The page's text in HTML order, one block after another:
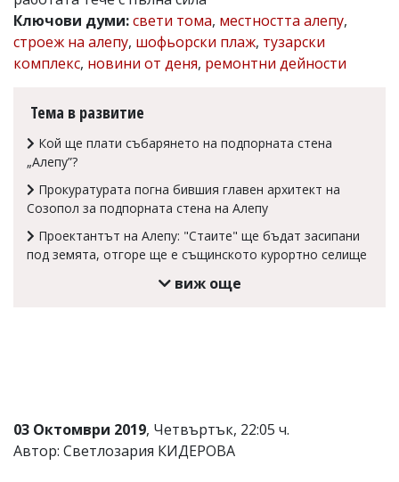
Коментарите
статиите
се
читателите
редакцията
отговорност
Ако
откриете
Ключови думи:свети тома, местността алепу,
строеж на алепу, шофьорски плаж, тузарски
комплекс, новини от деня, ремонтни дейности
Тема в развитие
Кой ще плати събарянето на подпорната стена
„Алепу”?
Прокуратурата погна бившия главен архитект на
Созопол за подпорната стена на Алепу
Проектантът на Алепу: "Стаите" ще бъдат засипани
под земята, отгоре ще е същинското курортно селище
виж още
03 Октомври 2019, Четвъртък, 22:05 ч.
Автор: Светлозария КИДЕРОВА